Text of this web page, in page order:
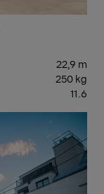
22,9 m
250 kg
11.6